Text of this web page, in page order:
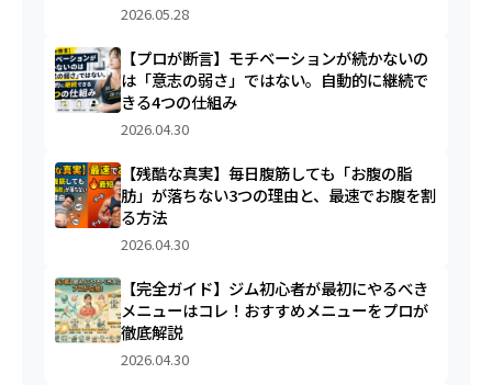
2026.05.28
【プロが断言】モチベーションが続かないの
は「意志の弱さ」ではない。自動的に継続で
きる4つの仕組み
2026.04.30
【残酷な真実】毎日腹筋しても「お腹の脂
肪」が落ちない3つの理由と、最速でお腹を割
る方法
2026.04.30
【完全ガイド】ジム初心者が最初にやるべき
メニューはコレ！おすすめメニューをプロが
徹底解説
2026.04.30